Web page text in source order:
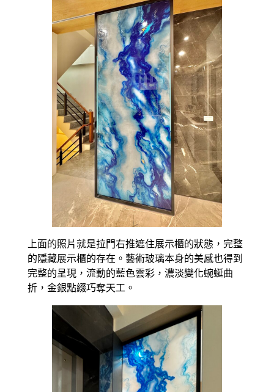
上面的照片就是拉門右推遮住展示櫃的狀態，完整
的隱藏展示櫃的存在。藝術玻璃本身的美感也得到
完整的呈現，流動的藍色雲彩，濃淡變化蜿蜒曲
折，金銀點綴巧奪天工。